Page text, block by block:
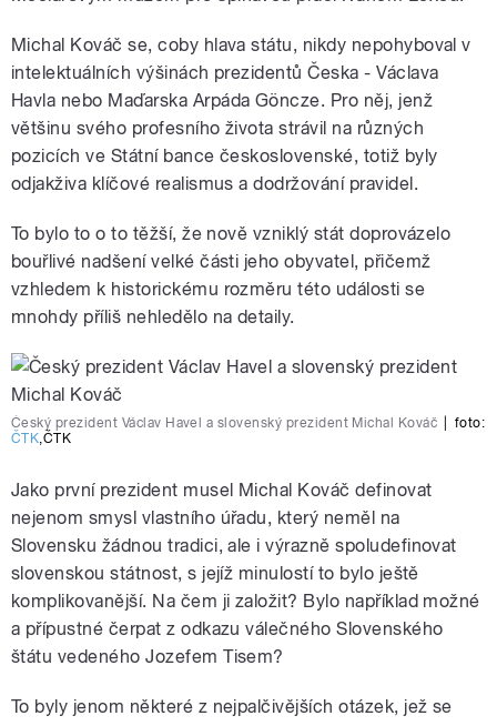
Michal Kováč se, coby hlava státu, nikdy nepohyboval v
intelektuálních výšinách prezidentů Česka - Václava
Havla nebo Maďarska Arpáda Göncze. Pro něj, jenž
většinu svého profesního života strávil na různých
pozicích ve Státní bance československé, totiž byly
odjakživa klíčové realismus a dodržování pravidel.
To bylo to o to těžší, že nově vzniklý stát doprovázelo
bouřlivé nadšení velké části jeho obyvatel, přičemž
vzhledem k historickému rozměru této události se
mnohdy příliš nehledělo na detaily.
Český prezident Václav Havel a slovenský prezident Michal Kováč
foto:
ČTK,ČTK
Jako první prezident musel Michal Kováč definovat
nejenom smysl vlastního úřadu, který neměl na
Slovensku žádnou tradici, ale i výrazně spoludefinovat
slovenskou státnost, s jejíž minulostí to bylo ještě
komplikovanější. Na čem ji založit? Bylo například možné
a přípustné čerpat z odkazu válečného Slovenského
štátu vedeného Jozefem Tisem?
To byly jenom některé z nejpalčivějších otázek, jež se